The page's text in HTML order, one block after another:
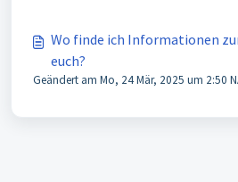
Wo finde ich Informationen
euch?
Geändert am Mo, 24 Mär, 2025 um 2:50